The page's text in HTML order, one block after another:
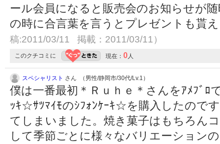
ール会員になると販売会のお知らせが
の時に合言葉を言うとプレゼントも貰
稿:2011/03/11 掲載：2011/03/11）
このクチコミに 現在： 0人
スペシャリスト さん （男性/静岡市/30代/Lv.1）
僕は一番最初＊Ｒｕｈｅ＊さんをｱﾒﾌﾞﾛ
ｯｷ☆ｻﾂﾏｲﾓのｼﾌｫﾝｹｰｷ☆を購入したので
てしまいました。焼き菓子はもちろん
して季節ごとに様々なバリエーション